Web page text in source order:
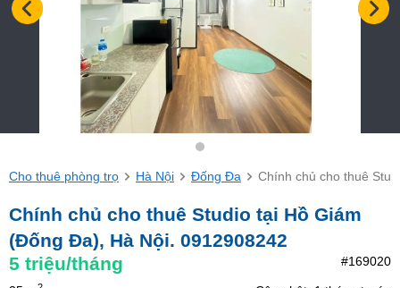
Cho thuê phòng trọ Hà Nội Đống Đa Chính chủ cho thuê
Chính chủ cho thuê Studio tại Hồ Giám
(Đống Đa), Hà Nội. 0912908242
5 triệu/tháng #169020